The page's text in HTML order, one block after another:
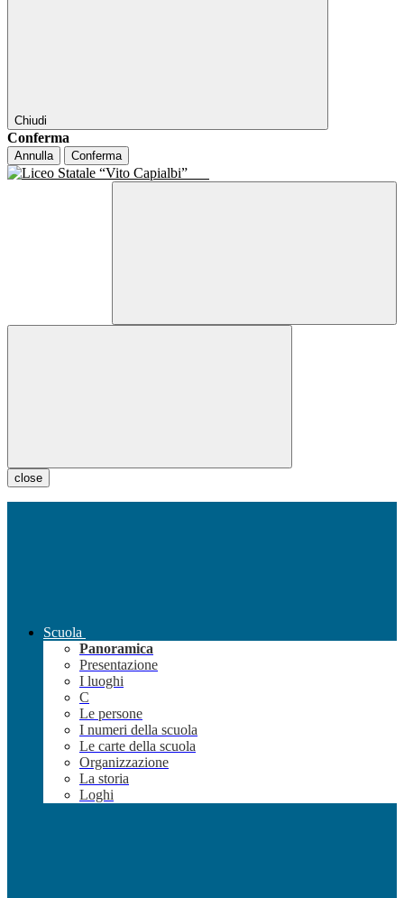
Chiudi
Conferma
Annulla Conferma
close
Scuola
Panoramica
Presentazione
I luoghi
C
Le persone
I numeri della scuola
Le carte della scuola
Organizzazione
La storia
Loghi